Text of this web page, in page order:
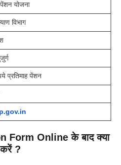
पेंशन योजना
विभाग
प्रतिमाह पेंशन
Form Online के बाद क्या
करें ?